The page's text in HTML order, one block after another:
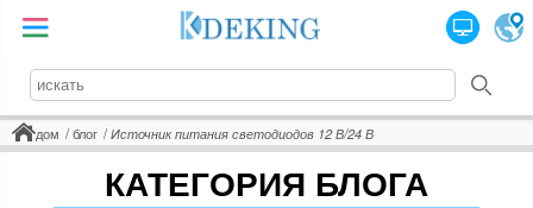
дом блог Источник питания светодиодов 12 В/24 В
КАТЕГОРИЯ БЛОГА